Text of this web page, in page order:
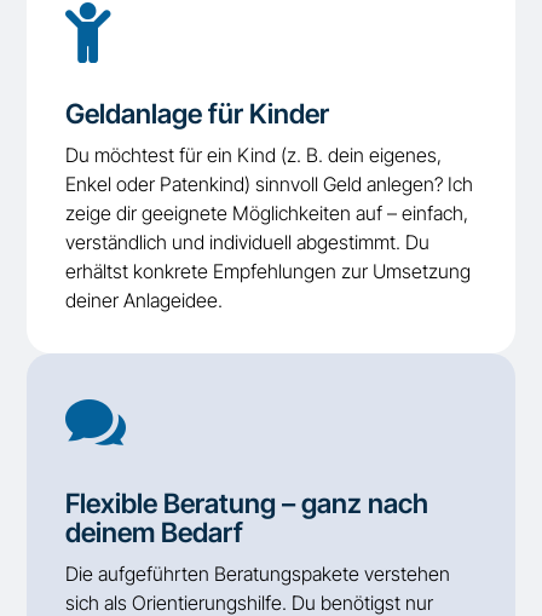

Geldanlage für Kinder
Du möchtest für ein Kind (z. B. dein eigenes,
Enkel oder Patenkind) sinnvoll Geld anlegen? Ich
zeige dir geeignete Möglichkeiten auf – einfach,
verständlich und individuell abgestimmt. Du
erhältst konkrete Empfehlungen zur Umsetzung
deiner Anlageidee.

Flexible Beratung – ganz nach
deinem Bedarf
Die aufgeführten Beratungspakete verstehen
sich als Orientierungshilfe. Du benötigst nur